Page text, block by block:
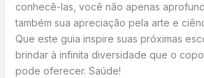
conhecê-las, você não apenas
também sua apreciação pela arte e
Que este guia inspire suas próximas
brindar à infinita diversidade que o
pode oferecer. Saúde!